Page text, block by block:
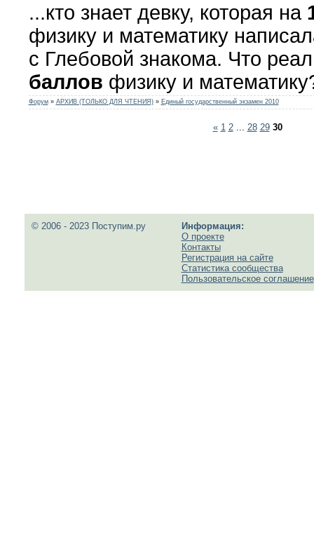
...кто знает девку, которая на
физику и математику
с Глебовой знакома. Что
баллов физику и
Форум » АРХИВ (ТОЛЬКО ДЛЯ ЧТЕНИЯ) » Единый государственный экзамен 2010
« 1 2 28 29 30
© 2006 - 2023 Поступим.ру
Информация:
О проекте
Контакты
Регистрация на сайте
Статистика сообщества
Пользовательское соглашение